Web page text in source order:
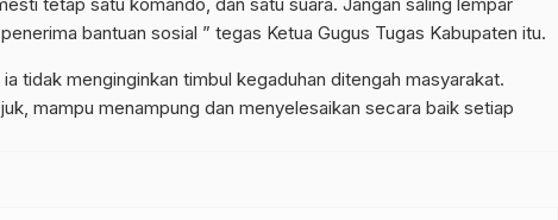
bantuan sosial ” tegas Ketua Gugus Tugas Kabupaten itu.
tidak menginginkan timbul kegaduhan ditengah masyarakat.
mampu menampung dan menyelesaikan secara baik setiap